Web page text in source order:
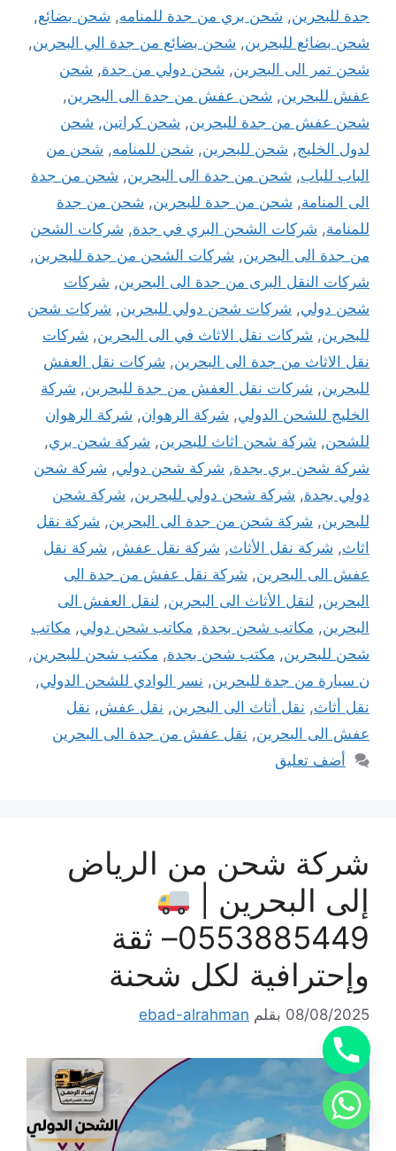
جدة للبحرين, شحن بري من جدة للمنامه, شحن بضائع,
شحن بضائع للبحرين, شحن بضائع من جدة الي البحرين,
شحن تمر الى البحرين, شحن دولي من جدة, شحن
عفش للبحرين, شحن عفش من جدة الى البحرين,
شحن عفش من جدة للبحرين, شحن كراتين, شحن
لدول الخليج, شحن للبحرين, شحن للمنامه, شحن من
الباب للباب, شحن من جدة الى البحرين, شحن من جدة
الى المنامة, شحن من جدة للبحرين, شحن من جدة
للمنامة, شركات الشحن البري في جدة, شركات الشحن
من جدة الى البحرين, شركات الشحن من جدة للبحرين,
شركات النقل البرى من جدة الى البحرين, شركات
شحن دولي, شركات شحن دولي للبحرين, شركات شحن
للبحرين, شركات نقل الاثاث في الى البحرين, شركات
نقل الاثاث من جدة الى البحرين, شركات نقل العفش
للبحرين, شركات نقل العفش من جدة للبحرين, شركة
الخليج للشحن الدولي, شركة الرهوان, شركة الرهوان
للشحن, شركة شحن اثاث للبحرين, شركة شحن بري,
شركة شحن بري بجدة, شركة شحن دولي, شركة شحن
دولي بجدة, شركة شحن دولي للبحرين, شركة شحن
للبحرين, شركة شحن من جدة الى البحرين, شركة نقل
اثاث, شركة نقل الأثاث, شركة نقل عفش, شركة نقل
عفش الى البحرين, شركة نقل عفش من جدة الى
البحرين, لنقل الأثاث الى البحرين, لنقل العفش الى
البحرين, مكاتب شحن بجدة, مكاتب شحن دولي, مكاتب
شحن للبحرين, مكتب شحن بجدة, مكتب شحن للبحرين,
ن سيارة من جدة للبحرين, نسر الوادي للشحن الدولي,
نقل أثاث, نقل أثاث الى البحرين, نقل عفش, نقل
عفش الى البحرين, نقل عفش من جدة الى البحرين
أضف تعليق
شركة شحن من الرياض
إلى البحرين |
0553885449– ثقة
وإحترافية لكل شحنة
08/08/2025 بقلم ebad-alrahman